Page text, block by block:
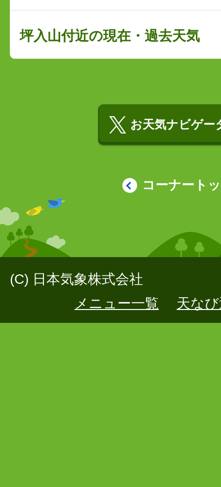
坪入山付近の現在・過去天気
お天気ナビゲー
コーナート
(C) 日本気象株式会社
メニュー一覧
天な